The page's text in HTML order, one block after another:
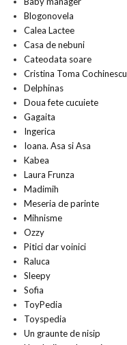
Blogonovela
Calea Lactee
Casa de nebuni
Cateodata soare
Cristina Toma Cochinescu
Delphinas
Doua fete cucuiete
Gagaita
Ingerica
Ioana. Asa si Asa
Kabea
Laura Frunza
Madimih
Meseria de parinte
Mihnisme
Ozzy
Pitici dar voinici
Raluca
Sleepy
Sofia
ToyPedia
Toyspedia
Un graunte de nisip